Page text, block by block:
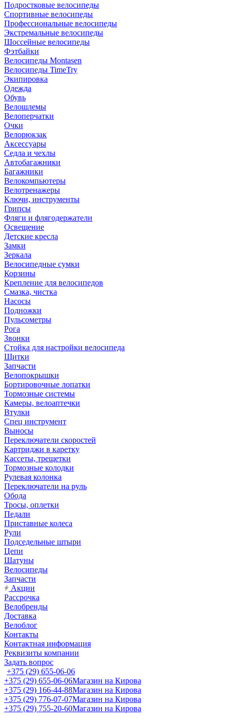
Подростковые велосипеды
Спортивные велосипеды
Профессиональные велосипеды
Экстремальные велосипеды
Шоссейные велосипеды
Фэтбайки
Велосипеды Montasen
Велосипеды TimeTry
Экипировка
Одежда
Обувь
Велошлемы
Велоперчатки
Очки
Велорюкзак
Аксессуары
Седла и чехлы
Автобагажники
Багажники
Велокомпьютеры
Велотренажеры
Ключи, инструменты
Грипсы
Фляги и флягодержатели
Освещение
Детские кресла
Замки
Зеркала
Велосипедные сумки
Корзины
Крепление для велосипедов
Смазка, чистка
Насосы
Подножки
Пульсометры
Рога
Звонки
Стойка для настройки велосипеда
Щитки
Запчасти
Велопокрышки
Бортировочные лопатки
Тормозные системы
Камеры, велоаптечки
Втулки
Спец инструмент
Выносы
Переключатели скоростей
Картриджи в каретку
Кассеты, трещетки
Тормозные колодки
Рулевая колонка
Переключатели на руль
Обода
Тросы, оплетки
Педали
Приставные колеса
Рули
Подседельные штыри
Цепи
Шатуны
Велосипеды
Запчасти
Акции
Рассрочка
Велобренды
Доставка
Велоблог
Контакты
Контактная информация
Реквизиты компании
Задать вопрос
+375 (29) 655-06-06
+375 (29) 655-06-06Магазин на Кирова
+375 (29) 166-44-88Магазин на Кирова
+375 (29) 776-07-07Магазин на Кирова
+375 (29) 755-20-60Магазин на Кирова